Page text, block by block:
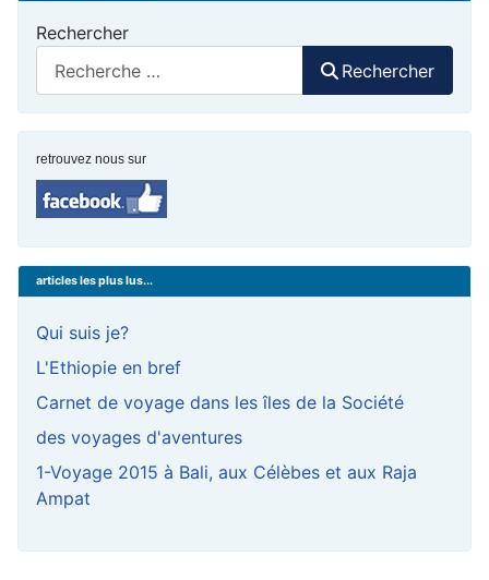
Rechercher
Rechercher
retrouvez nous sur
articles les plus lus...
Qui suis je?
L'Ethiopie en bref
Carnet de voyage dans les îles de la Société
des voyages d'aventures
1-Voyage 2015 à Bali, aux Célèbes et aux Raja
Ampat